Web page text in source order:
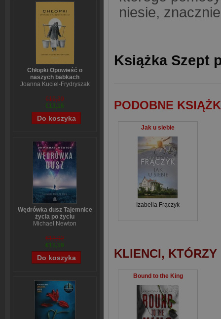
Chłopki Opowieść o
naszych babkach
Joanna Kuciel-Frydryszak
€16,39
€13,16
Wędrówka dusz Tajemnice
życia po życiu
Michael Newton
€13,92
€11,19
niesie,
Książka Szept
PODOBNE
Jak u siebie
Izabella Frączyk
KLIENCI,
Bound to the King